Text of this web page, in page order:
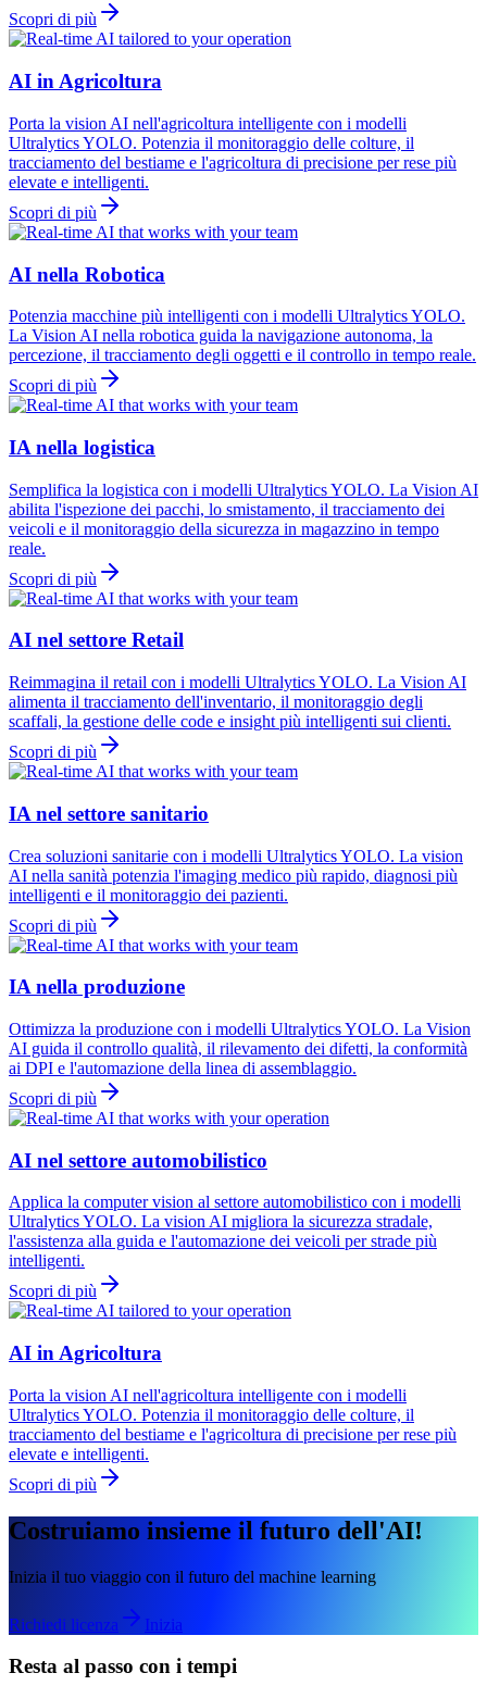
Scopri di più
AI in Agricoltura
Porta la vision AI nell'agricoltura intelligente con i modelli
Ultralytics YOLO. Potenzia il monitoraggio delle colture, il
tracciamento del bestiame e l'agricoltura di precisione per rese più
elevate e intelligenti.
Scopri di più
AI nella Robotica
Potenzia macchine più intelligenti con i modelli Ultralytics YOLO.
La Vision AI nella robotica guida la navigazione autonoma, la
percezione, il tracciamento degli oggetti e il controllo in tempo reale.
Scopri di più
IA nella logistica
Semplifica la logistica con i modelli Ultralytics YOLO. La Vision AI
abilita l'ispezione dei pacchi, lo smistamento, il tracciamento dei
veicoli e il monitoraggio della sicurezza in magazzino in tempo
reale.
Scopri di più
AI nel settore Retail
Reimmagina il retail con i modelli Ultralytics YOLO. La Vision AI
alimenta il tracciamento dell'inventario, il monitoraggio degli
scaffali, la gestione delle code e insight più intelligenti sui clienti.
Scopri di più
IA nel settore sanitario
Crea soluzioni sanitarie con i modelli Ultralytics YOLO. La vision
AI nella sanità potenzia l'imaging medico più rapido, diagnosi più
intelligenti e il monitoraggio dei pazienti.
Scopri di più
IA nella produzione
Ottimizza la produzione con i modelli Ultralytics YOLO. La Vision
AI guida il controllo qualità, il rilevamento dei difetti, la conformità
ai DPI e l'automazione della linea di assemblaggio.
Scopri di più
AI nel settore automobilistico
Applica la computer vision al settore automobilistico con i modelli
Ultralytics YOLO. La vision AI migliora la sicurezza stradale,
l'assistenza alla guida e l'automazione dei veicoli per strade più
intelligenti.
Scopri di più
AI in Agricoltura
Porta la vision AI nell'agricoltura intelligente con i modelli
Ultralytics YOLO. Potenzia il monitoraggio delle colture, il
tracciamento del bestiame e l'agricoltura di precisione per rese più
elevate e intelligenti.
Scopri di più
Costruiamo insieme il futuro dell'AI!
Inizia il tuo viaggio con il futuro del machine learning
Richiedi licenza Inizia
Resta al passo con i tempi